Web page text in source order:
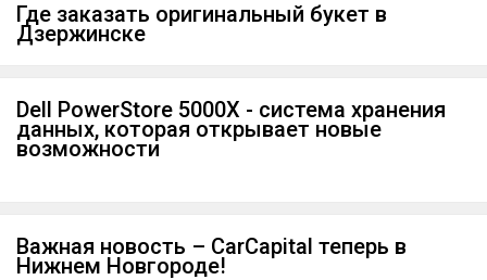
Где заказать оригинальный букет в
Дзержинске
Dell PowerStore 5000X - система хранения
данных, которая открывает новые
возможности
Важная новость – CarCapital теперь в
Нижнем Новгороде!